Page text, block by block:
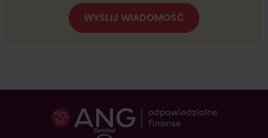
WYŚLIJ WIADOMOŚĆ